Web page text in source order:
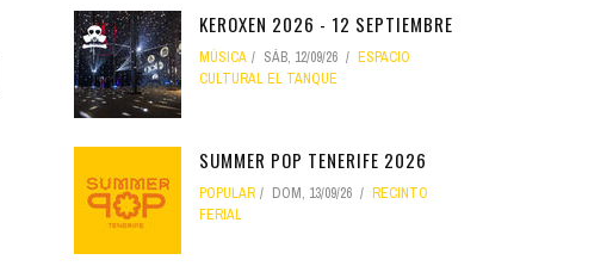
KEROXEN 2026 - 12 SEPTIEMBRE
MÚSICA SÁB, 12/09/26
ESPACIO
CULTURAL EL TANQUE
SUMMER POP TENERIFE 2026
POPULAR DOM, 13/09/26
RECINTO
FERIAL